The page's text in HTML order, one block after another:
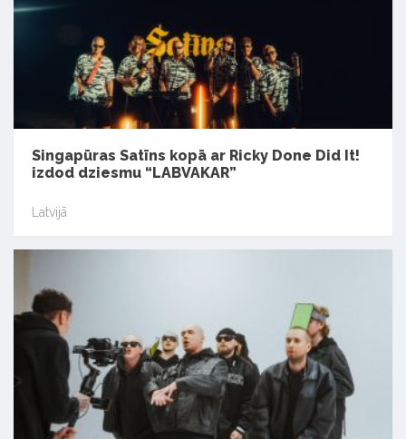
Singapūras Satīns kopā ar Ricky Done Did It!
izdod dziesmu “LABVAKAR”
Latvijā